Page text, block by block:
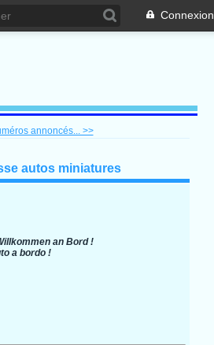
Connexion
annoncés... >>
autos miniatures
an Bord !
a bordo !